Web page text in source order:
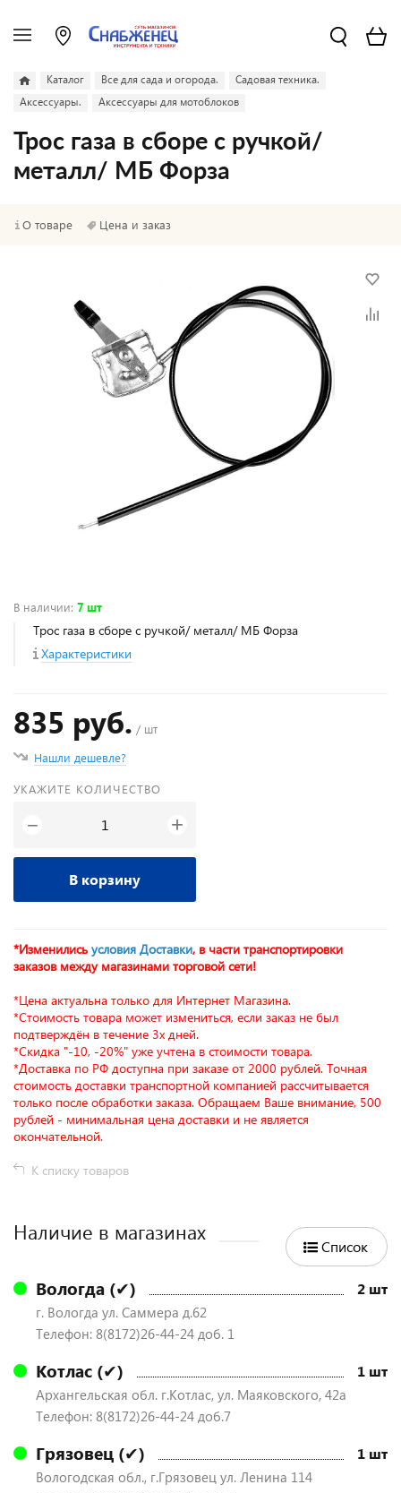
Каталог Все для сада и огорода.
Садовая техника.
Аксессуары.
Аксессуары для мотоблоков
Трос газа в сборе с ручкой/
металл/ МБ Форза
О товаре Цена и заказ
В наличии: 7 шт
Трос газа в сборе с ручкой/ металл/ МБ Форза
Характеристики
835 руб. / шт
Нашли дешевле?
УКАЖИТЕ КОЛИЧЕСТВО
− +
В корзину
*Изменились условия Доставки, в части транспортировки
заказов между магазинами торговой сети!
*Цена актуальна только для Интернет Магазина.
*Стоимость товара может измениться, если заказ не был
подтверждён в течение 3х дней.
*Скидка "-10, -20%" уже учтена в стоимости товара.
*Доставка по РФ доступна при заказе от 2000 рублей. Точная
стоимость доставки транспортной компанией рассчитывается
только после обработки заказа. Обращаем Ваше внимание, 500
рублей - минимальная цена доставки и не является
окончательной.
К списку товаров
Наличие в магазинах
Список
Вологда (✔) 2 шт
г. Вологда ул. Саммера д.62
Телефон: 8(8172)26-44-24 доб. 1
Котлас (✔) 1 шт
Архангельская обл. г.Котлас, ул. Маяковского, 42а
Телефон: 8(8172)26-44-24 доб.7
Грязовец (✔) 1 шт
Вологодская обл., г.Грязовец ул. Ленина 114